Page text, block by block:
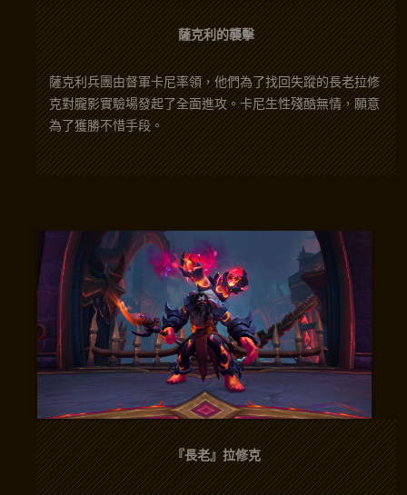
薩克利的襲擊
薩克利兵團由督軍卡尼率領，他們為了找回失蹤的長老拉修
克對朧影實驗場發起了全面進攻。卡尼生性殘酷無情，願意
為了獲勝不惜手段。
『長老』拉修克